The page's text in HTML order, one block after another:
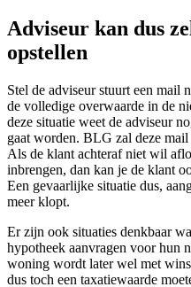
Adviseur kan dus
opstellen
Stel de adviseur stuurt een mail
de volledige overwaarde in de
deze situatie weet de adviseur
gaat worden. BLG zal deze
Als de klant achteraf niet wil
inbrengen, dan kan je de klant
Een gevaarlijke situatie dus,
meer klopt.
Er zijn ook situaties denkbaar
hypotheek aanvragen voor hun
woning wordt later wel met
dus toch een taxatiewaarde